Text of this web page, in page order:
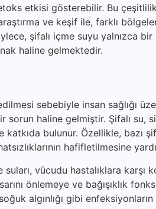
etkisi gösterebilir. Bu
ve keşif ile, farklı
şifalı içme suyu yalnızca
haline gelmektedir.
sebebiyle insan sağlığı
sorun haline gelmiştir. Şifalı su,
bulunur. Özellikle, bazı
hafifletilmesine
vücudu hastalıklara
önlemeye ve bağışıklık
algınlığı gibi